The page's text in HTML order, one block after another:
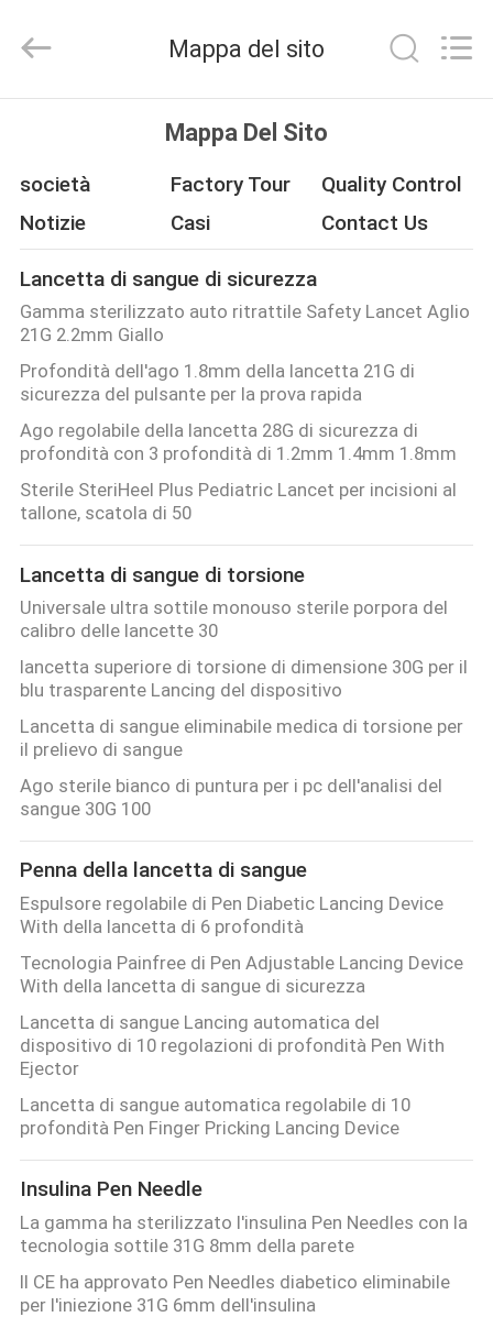
PRODOTTI
MOSTRA
VR
CIRCA
NOI
GIRO
DELLA
FABBRICA
CONTROLLO
DI
QUALITÀ
CONTATTICI
NOTIZIE
CASI
MAPPA
DEL
SITO
PRIVACY
POLICY
Medical
Rights
Mappa del sito
Mappa Del Sito
società Factory Tour
Quality Control
Notizie
Casi Contact Us
Lancetta di sangue di sicurezza
Gamma sterilizzato auto ritrattile Safety Lancet Aglio
21G 2.2mm Giallo
Profondità dell'ago 1.8mm della lancetta 21G di
sicurezza del pulsante per la prova rapida
Ago regolabile della lancetta 28G di sicurezza di
profondità con 3 profondità di 1.2mm 1.4mm 1.8mm
Sterile SteriHeel Plus Pediatric Lancet per incisioni al
tallone, scatola di 50
Lancetta di sangue di torsione
Universale ultra sottile monouso sterile porpora del
calibro delle lancette 30
lancetta superiore di torsione di dimensione 30G per il
blu trasparente Lancing del dispositivo
Lancetta di sangue eliminabile medica di torsione per
il prelievo di sangue
Ago sterile bianco di puntura per i pc dell'analisi del
sangue 30G 100
Penna della lancetta di sangue
Espulsore regolabile di Pen Diabetic Lancing Device
With della lancetta di 6 profondità
Tecnologia Painfree di Pen Adjustable Lancing Device
With della lancetta di sangue di sicurezza
Lancetta di sangue Lancing automatica del
dispositivo di 10 regolazioni di profondità Pen With
Ejector
Lancetta di sangue automatica regolabile di 10
profondità Pen Finger Pricking Lancing Device
Insulina Pen Needle
La gamma ha sterilizzato l'insulina Pen Needles con la
tecnologia sottile 31G 8mm della parete
Il CE ha approvato Pen Needles diabetico eliminabile
per l'iniezione 31G 6mm dell'insulina